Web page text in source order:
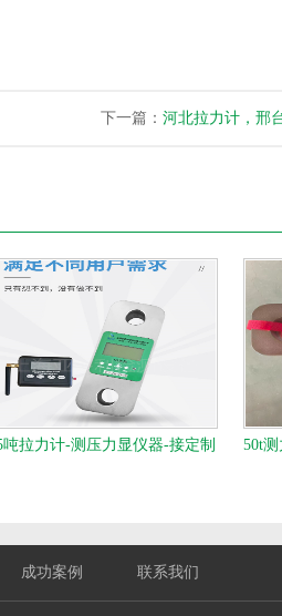
下一篇： 河北拉力计，邢
吨拉力计-测压力显仪器-接定制
50t
成功案例 联系我们